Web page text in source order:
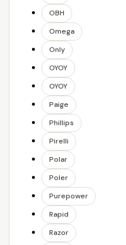
OBH
Omega
Only
OYOY
OYOY
Paige
Phillips
Pirelli
Polar
Poler
Purepower
Rapid
Razor